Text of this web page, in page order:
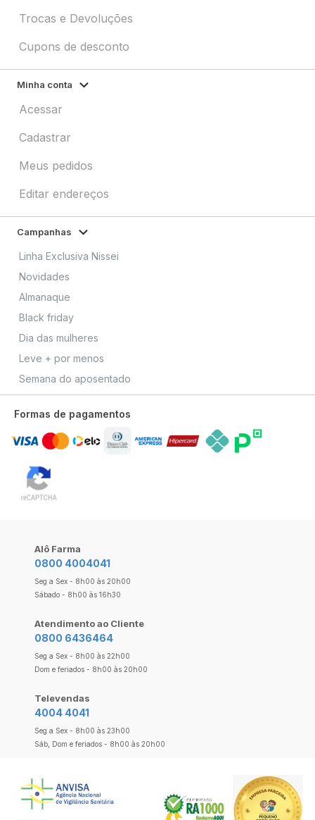
Trocas e Devoluções
Cupons de desconto
Minha conta
Acessar
Cadastrar
Meus pedidos
Editar endereços
Campanhas
Linha Exclusiva Nissei
Novidades
Almanaque
Black friday
Dia das mulheres
Leve + por menos
Semana do aposentado
Formas de pagamentos
Alô Farma
0800 4004041
Seg a Sex - 8h00 às 20h00
Sábado - 8h00 às 16h30
Atendimento ao Cliente
0800 6436464
Seg a Sex - 8h00 às 22h00
Dom e feriados - 8h00 às 20h00
Televendas
4004 4041
Seg a Sex - 8h00 às 23h00
Sáb, Dom e feriados - 8h00 às 20h00